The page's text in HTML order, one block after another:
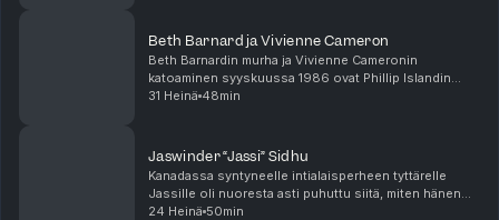
Beth Barnard ja Vivienne Cameron
Beth Barnardin murha ja Vivienne Cameronin
katoaminen syyskuussa 1986 ovat Phillip Islandin
tunnetuimpia rikosmysteereitä. Vaikka poliisilla on
31 Heinä 48min
Jaswinder “Jassi” Sidhu
Kanadassa syntyneelle intialaisperheen tyttärelle
Jassille oli nuoresta asti puhuttu siitä, miten hänen
äitinsä ja enonsa tulisivat vielä joku päivä valitsemaan
24 Heinä 50min